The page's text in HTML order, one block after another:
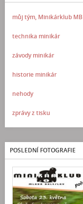
můj tým, Minikárklub MB
technika minikár
závody minikár
historie minikár
nehody
zprávy z tisku
POSLEDNÍ FOTOGRAFIE